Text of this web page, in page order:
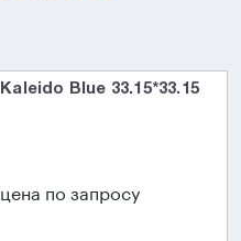
Kaleido Blue 33.15*33.15
цена по запросу